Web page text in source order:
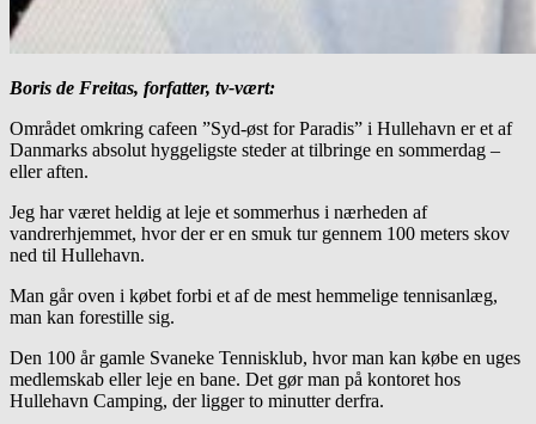
Boris de Freitas, forfatter, tv-vært:
Området omkring cafeen ”Syd-øst for Paradis” i Hullehavn er et af
Danmarks absolut hyggeligste steder at tilbringe en sommerdag –
eller aften.
Jeg har været heldig at leje et sommerhus i nærheden af
vandrerhjemmet, hvor der er en smuk tur gennem 100 meters skov
ned til Hullehavn.
Man går oven i købet forbi et af de mest hemmelige tennisanlæg,
man kan forestille sig.
Den 100 år gamle Svaneke Tennisklub, hvor man kan købe en uges
medlemskab eller leje en bane. Det gør man på kontoret hos
Hullehavn Camping, der ligger to minutter derfra.